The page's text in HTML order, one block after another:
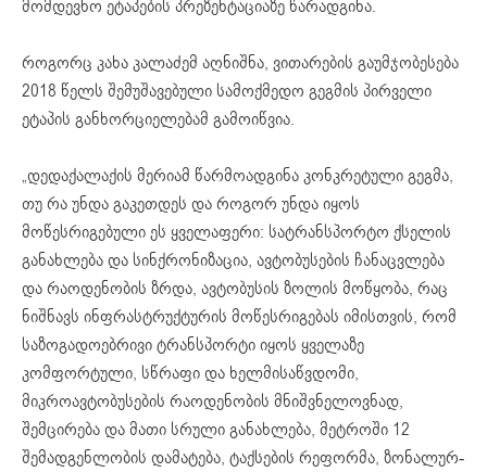
მომდევნო ეტაპების პრეზენტაციაზე წარადგინა.
როგორც კახა კალაძემ აღნიშნა, ვითარების გაუმჯობესება
2018 წელს შემუშავებული სამოქმედო გეგმის პირველი
ეტაპის განხორციელებამ გამოიწვია.
„დედაქალაქის მერიამ წარმოადგინა კონკრეტული გეგმა,
თუ რა უნდა გაკეთდეს და როგორ უნდა იყოს
მოწესრიგებული ეს ყველაფერი: სატრანსპორტო ქსელის
განახლება და სინქრონიზაცია, ავტობუსების ჩანაცვლება
და რაოდენობის ზრდა, ავტობუსის ზოლის მოწყობა, რაც
ნიშნავს ინფრასტრუქტურის მოწესრიგებას იმისთვის, რომ
საზოგადოებრივი ტრანსპორტი იყოს ყველაზე
კომფორტული, სწრაფი და ხელმისაწვდომი,
მიკროავტობუსების რაოდენობის მნიშვნელოვნად,
შემცირება და მათი სრული განახლება, მეტროში 12
შემადგენლობის დამატება, ტაქსების რეფორმა, ზონალურ-